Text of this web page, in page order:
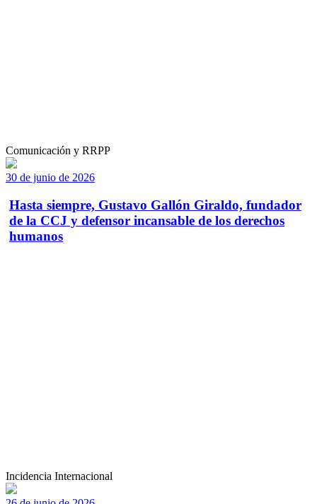
Comunicación y RRPP
30 de junio de 2026
Hasta siempre, Gustavo Gallón Giraldo, fundador
de la CCJ y defensor incansable de los derechos
humanos
Incidencia Internacional